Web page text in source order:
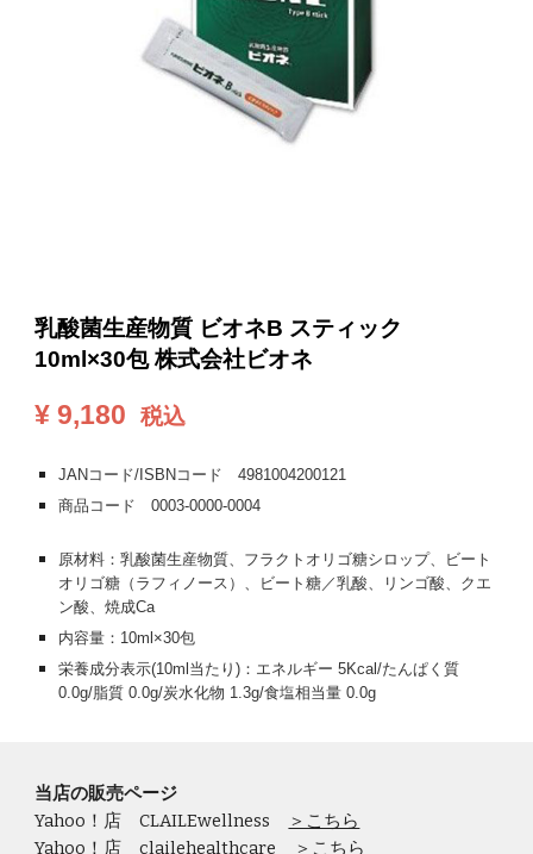
乳酸菌生産物質 ビオネB スティック
10ml×30包 株式会社ビオネ
¥9,180 税込
JANコード/ISBNコード4981004200121
商品コード 0003-0000-0004
原材料：乳酸菌生産物質、フラクトオリゴ糖シロップ、ビート
オリゴ糖（ラフィノース）、ビート糖／乳酸、リンゴ酸、クエ
ン酸、焼成Ca
内容量：10ml×30包
栄養成分表示(10ml当たり)：エネルギー 5Kcal/たんぱく質
0.0g/脂質 0.0g/炭水化物 1.3g/食塩相当量 0.0g
当店の販売ページ
Yahoo！店 CLAILEwellness
＞こちら
Yahoo！店 clailehealthcare
＞こちら